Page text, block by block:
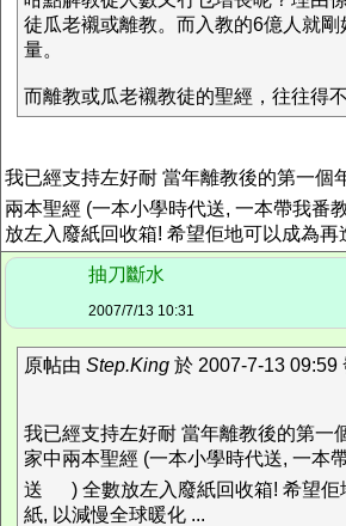
徒瓜老襯或離教。而入教的6億人就
量。
而離教或瓜老襯教徒的聖經，往往得
我已經支持左好耐 當年離教後的第一個
兩本聖經 (一本小學時代送, 一本帶我番
放左入廢紙回收箱! 希望佢地可以成為
抽刀斷水
2007/7/13 10:31
原帖由 Step.King 於 2007-7-13 09:59
我已經支持左好耐 當年離教後的第一
家中兩本聖經 (一本小學時代送, 一本
送
) 全數放左入廢紙回收箱! 希望
紙, 以減慢全球暖化 ...